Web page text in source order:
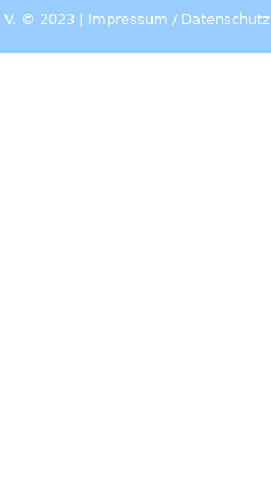
V. © 2023 | Impressum / Datenschutz